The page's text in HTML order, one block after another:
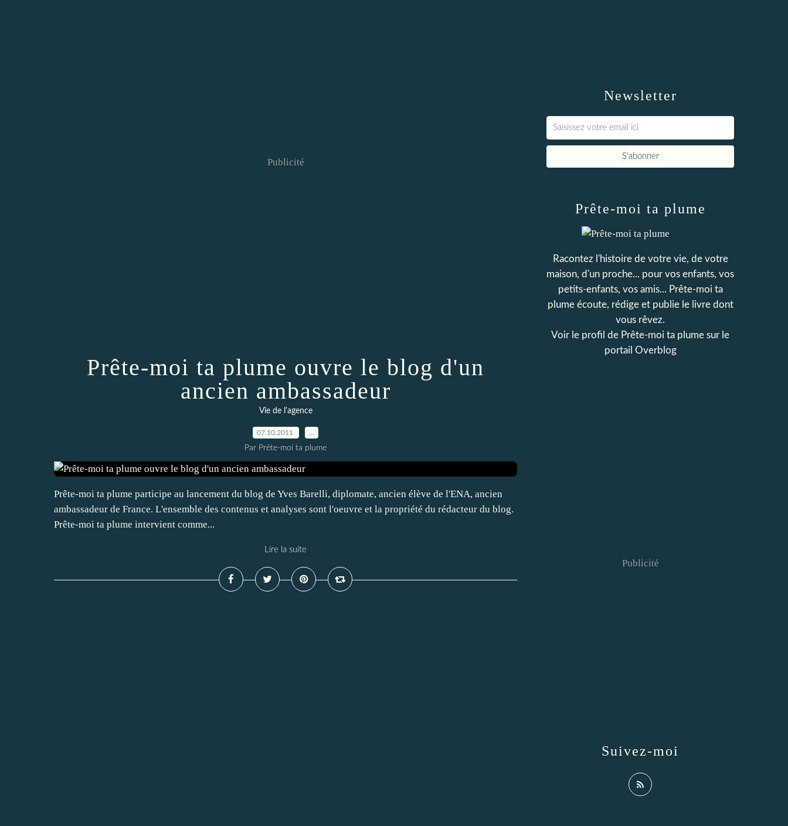
Publicité
Prête-moi ta plume ouvre le blog d'un
ancien ambassadeur
Vie de l'agence
07.10.2011
Par Prête-moi ta plume
Prête-moi ta plume participe au lancement du blog de Yves Barelli, diplomate, ancien élève de l'ENA, ancien
ambassadeur de France. L'ensemble des contenus et analyses sont l'oeuvre et la propriété du rédacteur du blog.
Prête-moi ta plume intervient comme...
Lire la suite
Newsletter
Prête-moi ta plume
Racontez l'histoire de votre vie, de votre
maison, d'un proche... pour vos enfants, vos
petits-enfants, vos amis... Prête-moi ta
plume écoute, rédige et publie le livre dont
vous rêvez.
Voir le profil de Prête-moi ta plume sur le
portail Overblog
Suivez-moi
Publicité